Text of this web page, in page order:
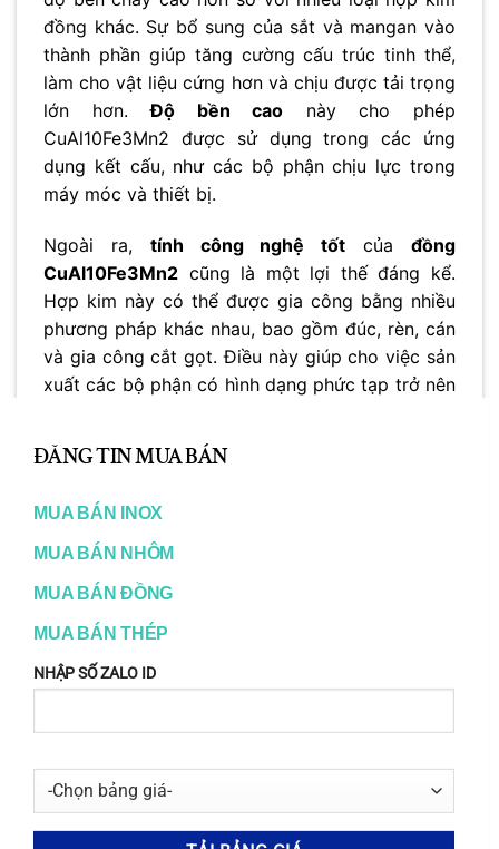
đồng khác. Sự bổ sung của sắt và mangan vào
thành phần giúp tăng cường cấu trúc tinh thể,
làm cho vật liệu cứng hơn và chịu được tải trọng
lớn hơn.Độ bền cao này cho phép
CuAl10Fe3Mn2 được sử dụng trong các ứng
dụng kết cấu, như các bộ phận chịu lực trong
máy móc và thiết bị.
Ngoài ra, tính công nghệ tốt củađồng
CuAl10Fe3Mn2 cũng là một lợi thế đáng kể.
Hợp kim này có thể được gia công bằng nhiều
phương pháp khác nhau, bao gồm đúc, rèn, cán
và gia công cắt gọt. Điều này giúp cho việc sản
xuất các bộ phận có hình dạng phức tạp trở nên
một số hợp kim đồng đặc biệt khác, Đồng
CuAl10Fe3Mn2 ít đòi hỏi các quy trình gia công
phức tạp và đắt tiền hơn.
Khả năng chống mài mòn
hợp kim đồng khác, làm cho nó trở thành lựa
chọn ưu tiên cho các ứng dụng chịu ma sát cao.
Ví dụ, trong các ổ trục và bạc lót, Đồng
CuAl10Fe3Mn2 có thể kéo dài tuổi thọ của các
Bạn có tò mò điều gì khiến CuAl10Fe3Mn2 nổi
bật hơn so với các hợp kim đồng khác? Click